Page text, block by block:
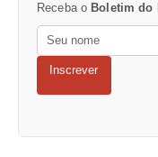
Receba o Boletim do
Inscrever